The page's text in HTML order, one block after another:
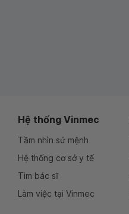
Hệ thống Vinmec
Tầm nhìn sứ mệnh
Hệ thống cơ sở y tế
Tìm bác sĩ
Làm việc tại Vinmec